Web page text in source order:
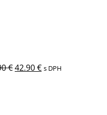
€42.90€ s DPH